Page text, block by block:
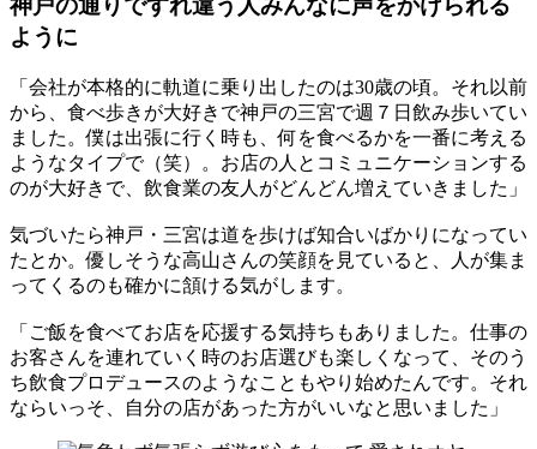
神戸の通りですれ違う人みんなに声をかけられる
ように
「会社が本格的に軌道に乗り出したのは30歳の頃。それ以前
から、食べ歩きが大好きで神戸の三宮で週７日飲み歩いてい
ました。僕は出張に行く時も、何を食べるかを一番に考える
ようなタイプで（笑）。お店の人とコミュニケーションする
のが大好きで、飲食業の友人がどんどん増えていきました」
気づいたら神戸・三宮は道を歩けば知合いばかりになってい
たとか。優しそうな高山さんの笑顔を見ていると、人が集ま
ってくるのも確かに頷ける気がします。
「ご飯を食べてお店を応援する気持ちもありました。仕事の
お客さんを連れていく時のお店選びも楽しくなって、そのう
ち飲食プロデュースのようなこともやり始めたんです。それ
ならいっそ、自分の店があった方がいいなと思いました」